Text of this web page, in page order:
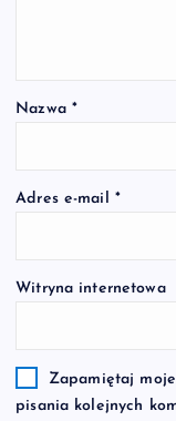
Nazwa *
Adres e-mail *
Witryna internetowa
Zapamiętaj
pisania kolejnych